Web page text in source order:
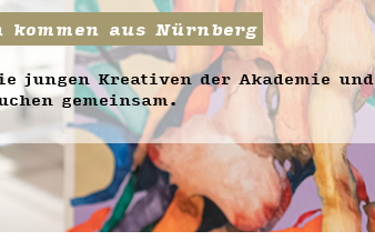
kommen aus Nürnberg
jungen Kreativen der Akademie und
gemeinsam.